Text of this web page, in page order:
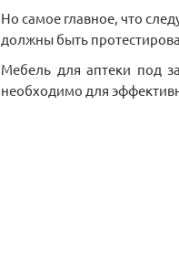
Но самое главное, что
должны быть
Мебель для аптеки под
необходимо для